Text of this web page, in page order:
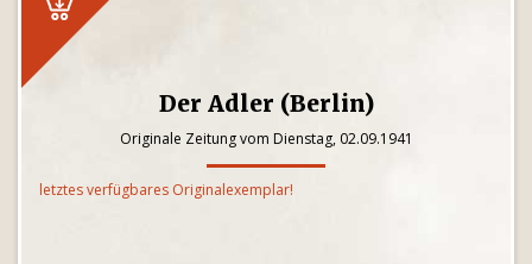
Der Adler (Berlin)
Originale Zeitung vom Dienstag, 02.09.1941
letztes verfügbares Originalexemplar!